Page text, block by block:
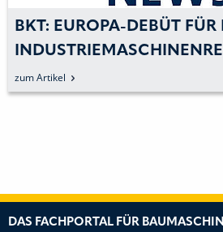
BKT: EUROPA-DEBÜT FÜR
»PORTMAX PT 93«
zum Artikel
DAS FACHPORTAL FÜR